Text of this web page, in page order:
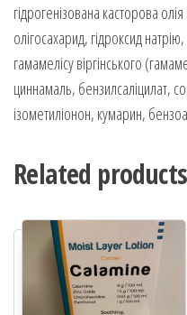
гідрогенізована касторова
олігосахарид, гідроксид
гамамелісу віргінського
циннамаль, бензилсаліцилат,
ізометиліонон, кумарин,
Related products